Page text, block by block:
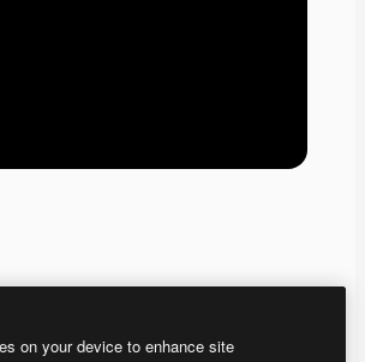
on your device to enhance site